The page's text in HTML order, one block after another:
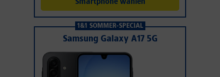
1&1 SOMMER-SPECIAL
Samsung Galaxy A17 5G